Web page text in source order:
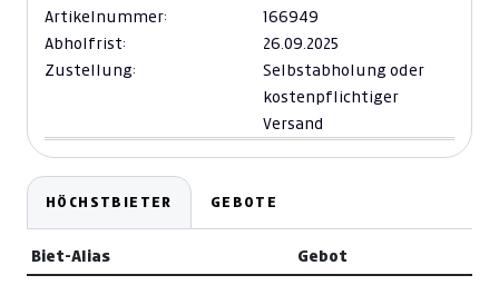
Artikelnummer:
166949
Abholfrist:
26.09.2025
Zustellung:
Selbstabholung oder
kostenpflichtiger
Versand
HÖCHSTBIETER GEBOTE
Biet-Alias Gebot